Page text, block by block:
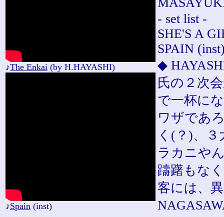
♪The Enkai (by H.HAYASHI)
♪Spain (inst)
- set list -
SHE'S A
SPAIN
◆
氏の２次
で一杯に
ワザであ
く(？)、
ラカニや
躊躇もな
客には、